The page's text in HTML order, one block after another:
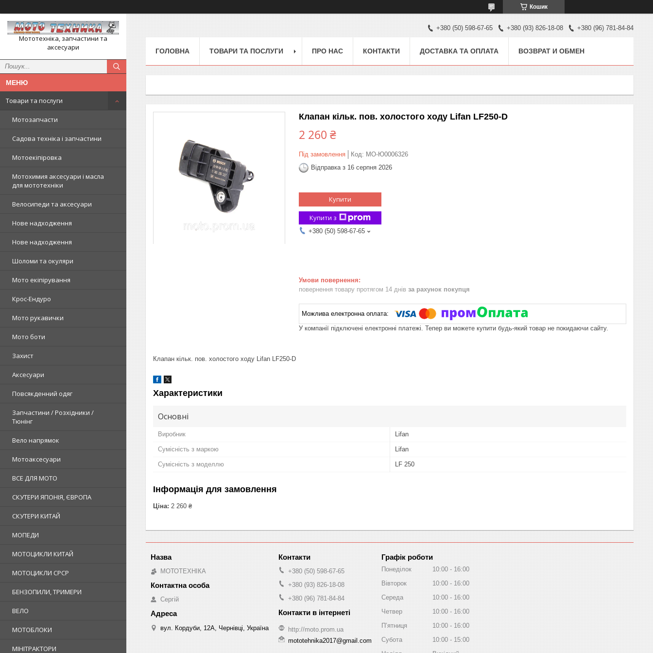
Кошик
Мототехніка, запчастини та
аксесуари
Товари та послуги
Мотозапчасти
Садова техніка і запчастини
Мотоекіпіровка
Мотохимия аксесуари і масла
для мототехніки
Велосипеди та аксесуари
Нове надходження
Нове надходження
Шоломи та окуляри
Мото екіпірування
Крос-Ендуро
Мото рукавички
Мото боти
Захист
Аксесуари
Повсякденний одяг
Запчастини / Розхідники /
Тюнінг
Вело напрямок
Мотоаксесуари
ВСЕ ДЛЯ МОТО
СКУТЕРИ ЯПОНІЯ, ЄВРОПА
СКУТЕРИ КИТАЙ
МОПЕДИ
МОТОЦИКЛИ КИТАЙ
МОТОЦИКЛИ СРСР
БЕНЗОПИЛИ, ТРИМЕРИ
ВЕЛО
МОТОБЛОКИ
МІНІТРАКТОРИ
+380 (50) 598-67-65 +380 (93) 826-18-08 +380 (96) 781-84-84
ГОЛОВНА ТОВАРИ ТА ПОСЛУГИ ПРО НАС КОНТАКТИ ДОСТАВКА ТА ОПЛАТА ВОЗВРАТ И ОБМЕН
Клапан кільк. пов. холостого ходу Lifan LF250-D
2 260 ₴
Під замовлення Код: MO-Ю0006326
Відправка з 16 серпня 2026
Купити
Купити з
+380 (50) 598-67-65
повернення товару протягом 14 днів за рахунок покупця
У компанії підключені електронні платежі. Тепер ви можете купити будь-який товар не покидаючи сайту.
Клапан кільк. пов. холостого ходу Lifan LF250-D
Характеристики
Основні
Виробник Lifan
Сумісність з маркою Lifan
Сумісність з моделлю LF 250
Інформація для замовлення
Ціна: 2 260 ₴
МОТОТЕХНІКА
Сергій
вул. Кордуби, 12А, Чернівці, Україна
+380 (50) 598-67-65
+380 (93) 826-18-08
+380 (96) 781-84-84
http://moto.prom.ua
mototehnika2017@gmail.com
Графік роботи
Понеділок 10:00
16:00
Вівторок
10:00
16:00
Середа
10:00
16:00
Четвер
10:00
16:00
Пʼятниця
10:00
16:00
Субота
10:00
15:00